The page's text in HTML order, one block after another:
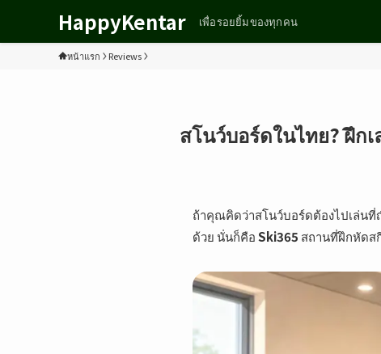
HappyKentar เพื่อรอยยิ้มของทุกคน
หน้าแรก Reviews
สโนว์บอร์ดในไทย? ฝึก
ถ้าคุณคิดว่าสโนว์บอร์ดต้องไปเล่น
ด้วย นั่นก็คือSki365 สถานที่ฝึกหัดส